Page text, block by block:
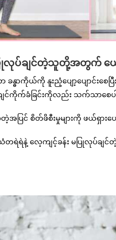
ြုလုပ်ချင်တဲ့သူတို့အတွက် ယေ
ခန္ဓာကိုယ်ကို နူးညံ့ပျော့ပျောင်းစ
ာကျင်ကိုက်ခံခြင်းကိုလည်း သက်သာစေ
အပြင် စိတ်ဖိစီးမှုများကို ဖယ်ရှာ
တရဲရဲနဲ့ လေ့ကျင့်ခန်း မပြုလုပ်ချင်